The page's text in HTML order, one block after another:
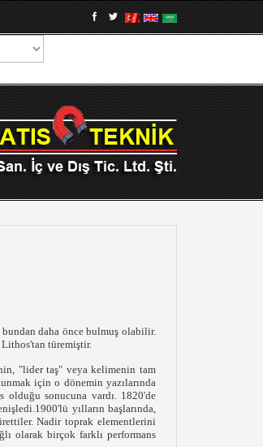
bundan daha önce bulmuş olabilir.
Lithos'tan türemiştir.
"lider taş" veya kelimenin tam
için o dönemin yazılarında
olduğu sonucuna vardı. 1820'de
yılların başlarında,
Nadir toprak elementlerini
olarak birçok farklı performans